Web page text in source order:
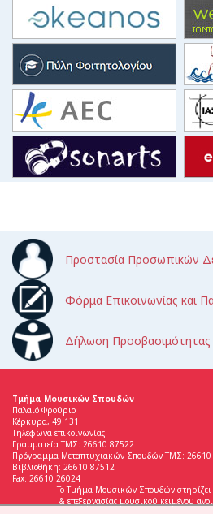
Προστασία Προσωπικών
Φόρμα Επικοινωνίας και
Δήλωση Προσβασιμότητας
Τμήμα Μουσικών Σπουδών
Παλαιό Φρούριο
Κέρκυρα, 49 131
Τηλέφωνα επικοινωνίας:
Γραμματεία ΤΜΣ: 26610 87522
Πρόγραμμα Μεταπτυχιακών Σπουδών ΤΜΣ: 26610
Βιβλιοθήκη: 26610 87512
Fax: 26610 26024
Το Τμήμα Μουσικών Σπουδών
& επεξεργασίας μουσικού κειμένου